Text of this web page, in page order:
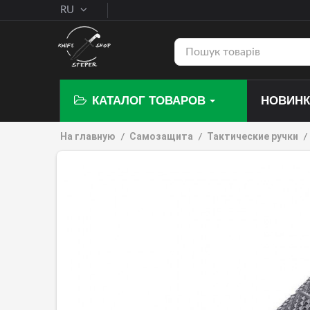
RU
КАТАЛОГ ТОВАРОВ
На главную Самозащита Тактические ручки